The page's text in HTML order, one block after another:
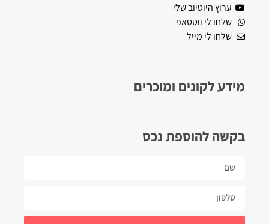
ערוץ היוטיוב שלי
שלחו לי ווטסאפ
שלחו לי מייל
מידע לקונים ומוכרים
בקשה להוספת נכס